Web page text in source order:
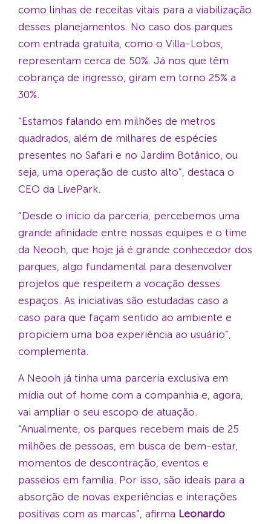
como linhas de receitas vitais para a viabilização
desses planejamentos. No caso dos parques
com entrada gratuita, como o Villa-Lobos,
representam cerca de 50%. Já nos que têm
cobrança de ingresso, giram em torno 25% a
30%.
“Estamos falando em milhões de metros
quadrados, além de milhares de espécies
presentes no Safari e no Jardim Botânico, ou
seja, uma operação de custo alto”, destaca o
CEO da LivePark.
“Desde o início da parceria, percebemos uma
grande afinidade entre nossas equipes e o time
da Neooh, que hoje já é grande conhecedor dos
parques, algo fundamental para desenvolver
projetos que respeitem a vocação desses
espaços. As iniciativas são estudadas caso a
caso para que façam sentido ao ambiente e
propiciem uma boa experiência ao usuário”,
complementa.
A Neooh já tinha uma parceria exclusiva em
mídia out of home com a companhia e, agora,
vai ampliar o seu escopo de atuação.
“Anualmente, os parques recebem mais de 25
milhões de pessoas, em busca de bem-estar,
momentos de descontração, eventos e
passeios em família. Por isso, são ideais para a
absorção de novas experiências e interações
positivas com as marcas”, afirma Leonardo